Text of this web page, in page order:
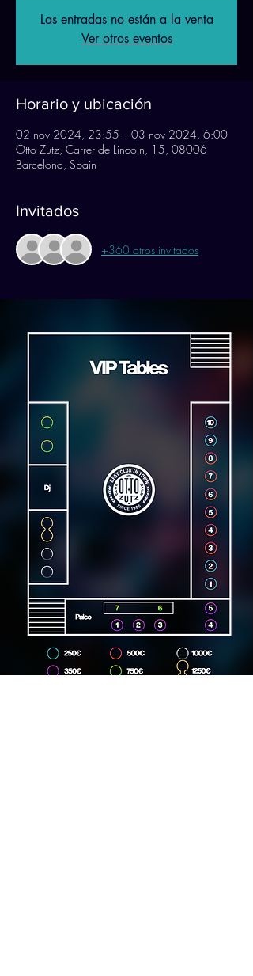
Las entradas no están a la venta
Ver otros eventos
Horario y ubicación
02 nov 2024, 23:55 – 03 nov 2024, 6:00
Otto Zutz, Carrer de Lincoln, 15, 08006
Barcelona, Spain
Invitados
+360 otros invitados